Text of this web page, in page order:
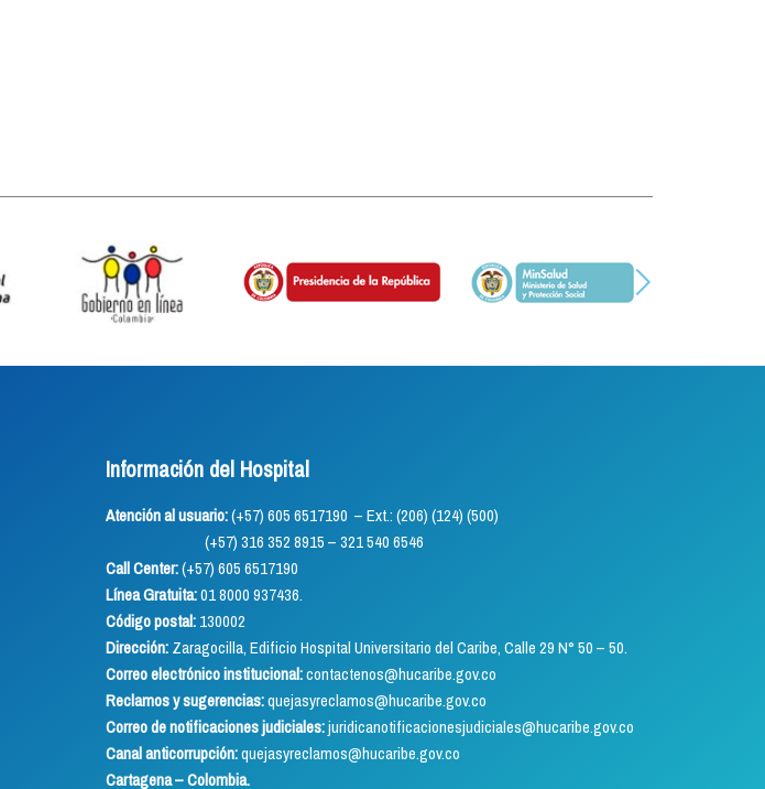
Información del Hospital
Atención al usuario:(+57) 605 6517190 – Ext.: (206) (124) (500)
(+57) 316 352 8915 – 321 540 6546
Call Center:(+57) 605 6517190
Línea Gratuita:01 8000 937436.
Código postal:130002
Dirección:Zaragocilla, Edificio Hospital Universitario del Caribe, Calle 29 N° 50 – 50.
Correo electrónico institucional:contactenos@hucaribe.gov.co
Reclamos y sugerencias:quejasyreclamos@hucaribe.gov.co
Correo de notificaciones judiciales:juridicanotificacionesjudiciales@hucaribe.gov.co
Canal anticorrupción:quejasyreclamos@hucaribe.gov.co
Cartagena – Colombia.